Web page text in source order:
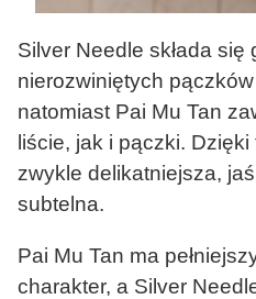
Silver Needle składa się
nierozwiniętych
natomiast Pai Mu Tan
liście, jak i pączki.
zwykle delikatniejsza,
subtelna.
Pai Mu Tan ma
charakter, a Silver